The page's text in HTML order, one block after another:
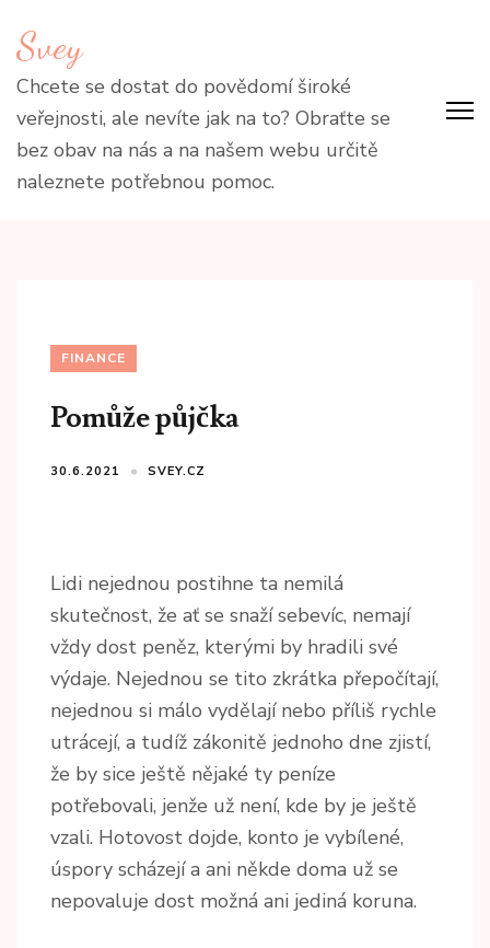
na
obsah
(stiskněte
Enter)
Svey
Chcete se dostat do povědomí široké
veřejnosti, ale nevíte jak na to? Obraťte se
bez obav na nás a na našem webu určitě
naleznete potřebnou pomoc.
FINANCE
Pomůže půjčka
30.6.2021 SVEY.CZ
Lidi nejednou postihne ta nemilá
skutečnost, že ať se snaží sebevíc, nemají
vždy dost peněz, kterými by hradili své
výdaje. Nejednou se tito zkrátka přepočítají,
nejednou si málo vydělají nebo příliš rychle
utrácejí, a tudíž zákonitě jednoho dne zjistí,
že by sice ještě nějaké ty peníze
potřebovali, jenže už není, kde by je ještě
vzali. Hotovost dojde, konto je vybílené,
úspory scházejí a ani někde doma už se
nepovaluje dost možná ani jediná koruna.